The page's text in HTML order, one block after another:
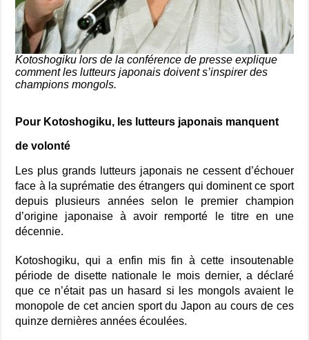
Kotoshogiku lors de la conférence de presse explique
comment les lutteurs japonais doivent s’inspirer des
champions mongols.
Pour Kotoshogiku, les lutteurs japonais manquent
de volonté
Les plus grands lutteurs japonais ne cessent d’échouer
face à la suprématie des étrangers qui dominent ce sport
depuis plusieurs années selon le premier champion
d’origine japonaise à avoir remporté le titre en une
décennie.
Kotoshogiku, qui a enfin mis fin à cette insoutenable
période de disette nationale le mois dernier, a déclaré
que ce n’était pas un hasard si les mongols avaient le
monopole de cet ancien sport du Japon au cours de ces
quinze dernières années écoulées.